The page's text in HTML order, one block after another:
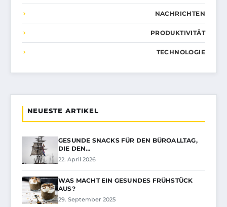
NACHRICHTEN
PRODUKTIVITÄT
TECHNOLOGIE
NEUESTE ARTIKEL
GESUNDE SNACKS FÜR DEN BÜROALLTAG,
DIE DEN…
22. April 2026
WAS MACHT EIN GESUNDES FRÜHSTÜCK
AUS?
29. September 2025